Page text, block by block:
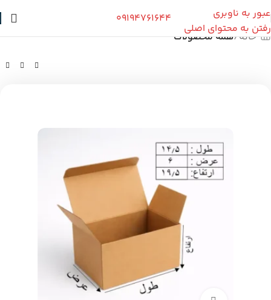
عبور به ناوبری
رفتن به محتوای اصلی
09194761644
خانه همه محصولات